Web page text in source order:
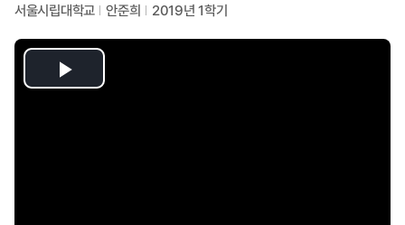
서울시립대학교 안준희 2019년 1학기
Play